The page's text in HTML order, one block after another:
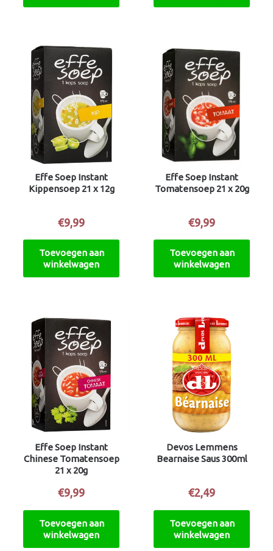
Effe Soep Instant
Kippensoep 21 x 12g
€9,99
Toevoegen aan
winkelwagen
Effe Soep Instant
Tomatensoep 21 x 20g
€9,99
Toevoegen aan
winkelwagen
Effe Soep Instant
Chinese Tomatensoep
21 x 20g
€9,99
Toevoegen aan
winkelwagen
Devos Lemmens
Bearnaise Saus 300ml
€2,49
Toevoegen aan
winkelwagen